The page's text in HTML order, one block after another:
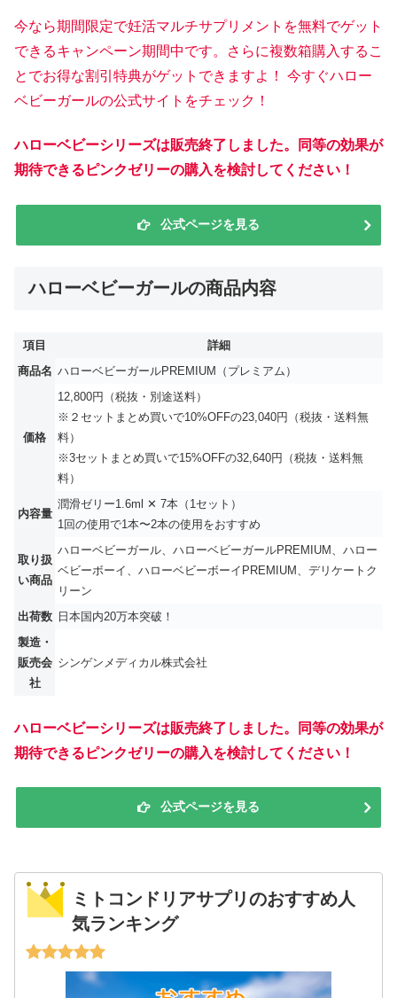
今なら期間限定で妊活マルチサプリメントを無料でゲット
できるキャンペーン期間中です。さらに複数箱購入するこ
とでお得な割引特典がゲットできますよ！ 今すぐハロー
ベビーガールの公式サイトをチェック！
ハローベビーシリーズは販売終了しました。同等の効果が
期待できるピンクゼリーの購入を検討してください！
公式ページを見る
ハローベビーガールの商品内容
項目
詳細
商品名 ハローベビーガールPREMIUM（プレミアム）
価格
12,800円（税抜・別途送料）
※２セットまとめ買いで10%OFFの23,040円（税抜・送料無
料）
※3セットまとめ買いで15%OFFの32,640円（税抜・送料無
料）
内容量
潤滑ゼリー1.6ml ✕ 7本（1セット）
1回の使用で1本〜2本の使用をおすすめ
取り扱
い商品
ハローベビーガール、ハローベビーガールPREMIUM、ハロー
ベビーボーイ、ハローベビーボーイPREMIUM、デリケートク
リーン
出荷数
日本国内20万本突破！
製造・
販売会
社
シンゲンメディカル株式会社
ハローベビーシリーズは販売終了しました。同等の効果が
期待できるピンクゼリーの購入を検討してください！
公式ページを見る
ミトコンドリアサプリのおすすめ人
気ランキング